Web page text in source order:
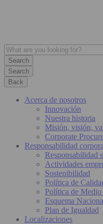
Search
Back
Acerca de nosotros
Innovación
Nuestra historia
Misión, visión,
Corporate
Responsabilidad
Responsabilidad
Actividades
Sostenibilidad
Política de
Política de
Esquema
Plan de Igualdad
Localizaciones